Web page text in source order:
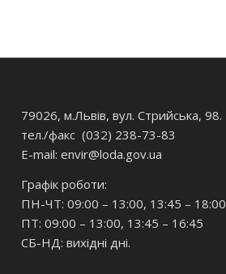
79026, м.Львів, вул. Стрийська, 98.
тел./факс (032) 238-73-83
E-mail: envir@loda.gov.ua
Графік роботи:
ПН-ЧТ: 09:00 – 13:00, 13:45 – 18:00
ПТ: 09:00 – 13:00, 13:45 – 16:45
СБ-НД: вихідні дні.